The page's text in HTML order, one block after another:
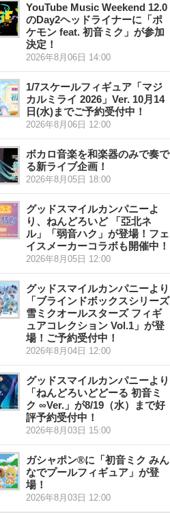
YouTube Music Weekend 12.0
のDay2ヘッドライナーに「ポ
ケモン feat. 初音ミク」が参加
決定！
2026年8月06日 14:00
1/7スケールフィギュア「マジ
カルミライ 2026」Ver. 10月14
日(水)までご予約受付中！
2026年8月06日 12:00
ボカロ音楽を和楽器のみで奏で
る新ライブ企画！
2026年8月05日 18:00
グッドスマイルカンパニーよ
り、ねんどろいど 「亞北ネ
ル」「弱音ハク」が登場！フェ
イスメーカーコラボも開催中！
2026年8月05日 12:00
グッドスマイルカンパニーより
「ブラインドボックスシリーズ
雪ミクオールスターズ フィギ
ュアコレクション Vol.1」が登
場！ご予約受付中！
2026年8月04日 12:00
グッドスマイルカンパニーより
「ねんどろいどどーる 初音ミ
ク ∞Ver.」が8/19（水）まで好
評予約受付中！
2026年8月03日 15:00
ガシャポン®に「初音ミク みん
なでプールフィギュア」が登
場！
2026年8月03日 12:00